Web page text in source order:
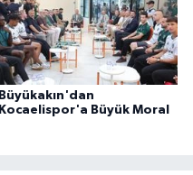
Büyükakın'dan
Kocaelispor'a Büyük Moral